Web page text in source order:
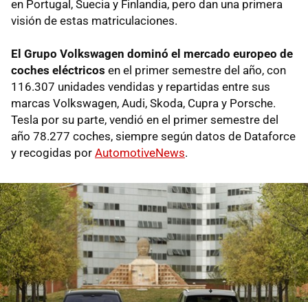
en Portugal, Suecia y Finlandia, pero dan una primera
visión de estas matriculaciones.
El Grupo Volkswagen dominó el mercado europeo de
coches eléctricos en el primer semestre del año, con
116.307 unidades vendidas y repartidas entre sus
marcas Volkswagen, Audi, Skoda, Cupra y Porsche.
Tesla por su parte, vendió en el primer semestre del
año 78.277 coches, siempre según datos de Dataforce
y recogidas por AutomotiveNews.